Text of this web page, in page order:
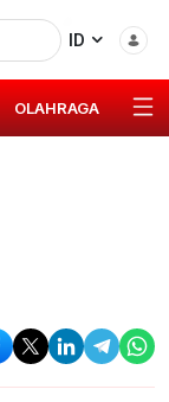
ID
OLAHRAGA GAYA